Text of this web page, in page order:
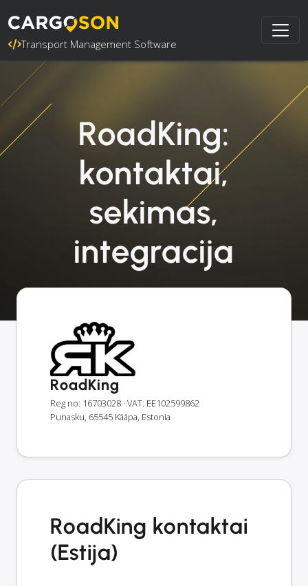
Transport Management Software
RoadKing:
kontaktai,
sekimas,
integracija
RoadKing
Reg no: 16703028 · VAT: EE102599862
Punasku, 65545 Kääpa, Estonia
RoadKing kontaktai
(Estija)